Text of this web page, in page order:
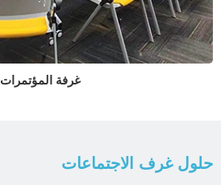
غرفة المؤتمرات
حلول غرف الاجتماعات